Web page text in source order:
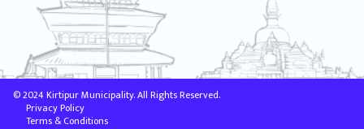
© 2024 Kirtipur Municipality. All Rights Reserved.
Privacy Policy
Terms & Conditions